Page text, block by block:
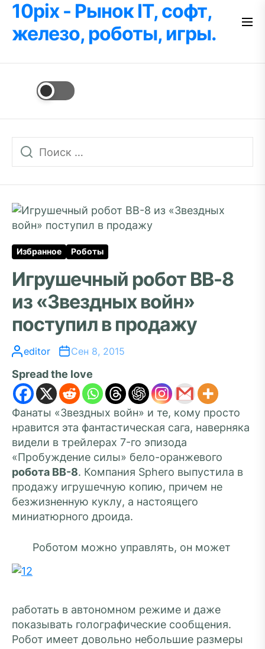
Перейти
содержимому
10pix - Рынок IT, софт,
железо, роботы, игры.
Избранное Роботы
Игрушечный робот BB-8
из «Звездных войн»
поступил в продажу
editor Сен 8, 2015
Spread the love
Фанаты «Звездных войн» и те, кому просто
нравится эта фантастическая сага, наверняка
видели в трейлерах 7-го эпизода
«Пробуждение силы» бело-оранжевого
робота BB-8. Компания Sphero выпустила в
продажу игрушечную копию, причем не
безжизненную куклу, а настоящего
миниатюрного дроида.
Роботом можно управлять, он может
работать в автономном режиме и даже
показывать голографические сообщения.
Робот имеет довольно небольшие размеры